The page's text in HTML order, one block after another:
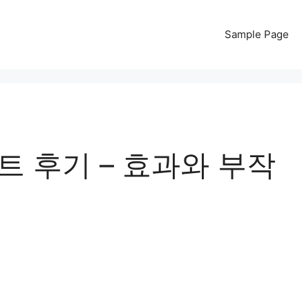
Sample Page
후기 – 효과와 부작